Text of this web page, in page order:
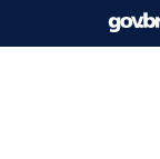
Skip to main content